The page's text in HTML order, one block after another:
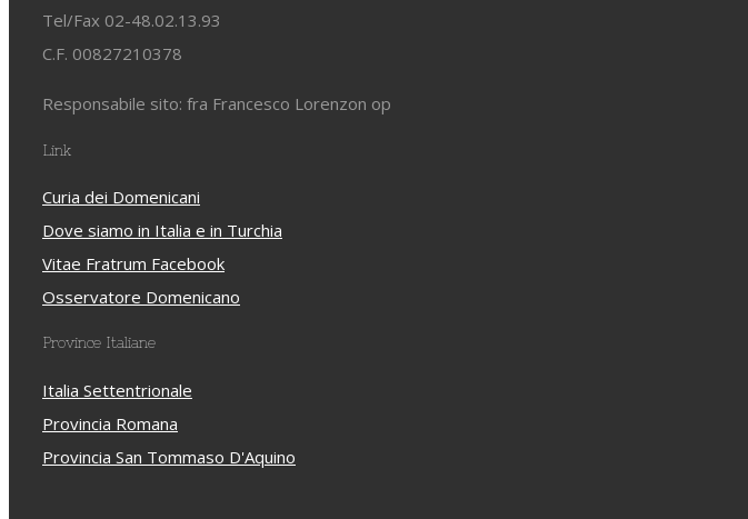
Tel/Fax 02-48.02.13.93
C.F. 00827210378
Responsabile sito: fra Francesco Lorenzon op
Link
Curia dei Domenicani
Dove siamo in Italia e in Turchia
Vitae Fratrum Facebook
Osservatore Domenicano
Province Italiane
Italia Settentrionale
Provincia Romana
Provincia San Tommaso D'Aquino